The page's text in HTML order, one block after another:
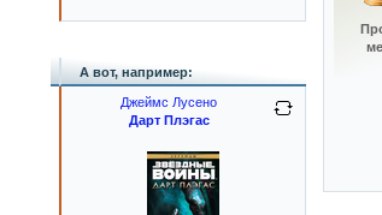
А вот, например:
Джеймс Лусено
Дарт Плэгас